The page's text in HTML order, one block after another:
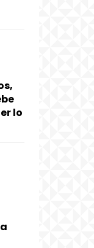
lo